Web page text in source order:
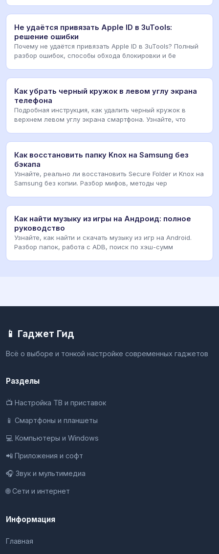
Не удаётся привязать Apple ID в 3uTools:
решение ошибки
Почему не удаётся привязать Apple ID в 3uTools? Полный
разбор ошибок, способы обхода блокировки и бе
Как убрать черный кружок в левом углу экрана
телефона
Подробная инструкция, как удалить черный кружок в
верхнем левом углу экрана смартфона. Узнайте, что
Как восстановить папку Knox на Samsung без
бэкапа
Узнайте, реально ли восстановить Secure Folder и Knox на
Samsung без копии. Разбор мифов, методы чер
Как найти музыку из игры на Андроид: полное
руководство
Узнайте, как найти и скачать музыку из игр на Android.
Разбор папок, работа с ADB, поиск по хэш-сумм
📱 Гаджет Гид
Всё о выборе и тонкой настройке современных гаджетов
Разделы
📺 Настройка ТВ и приставок
📱 Смартфоны и планшеты
💻 Компьютеры и Windows
📲 Приложения и софт
🎧 Звук и мультимедиа
🌐 Сети и интернет
Информация
Главная